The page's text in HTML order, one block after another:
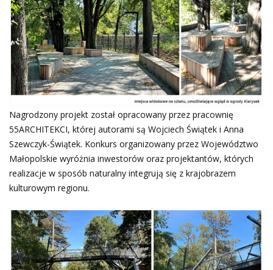
Nagrodzony projekt został opracowany przez pracownię
55ARCHITEKCI, której autorami są Wojciech Świątek i Anna
Szewczyk-Świątek. Konkurs organizowany przez Województwo
Małopolskie wyróżnia inwestorów oraz projektantów, których
realizacje w sposób naturalny integrują się z krajobrazem
kulturowym regionu.